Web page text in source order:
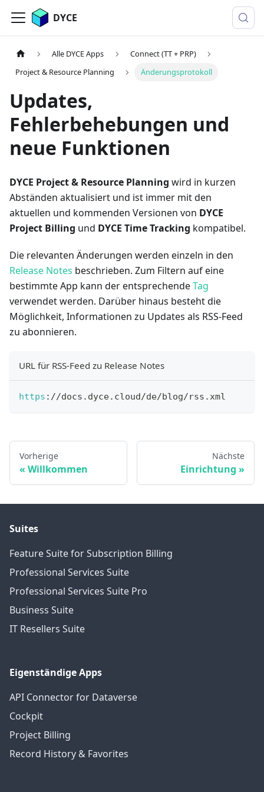
DYCE
Alle DYCE Apps
Connect (TT + PRP)
Project & Resource Planning
Änderungsprotokoll
Updates,
Fehlerbehebungen und
neue Funktionen
DYCE Project & Resource Planning wird in kurzen
Abständen aktualisiert und ist immer mit den
aktuellen und kommenden Versionen von DYCE
Project Billing und DYCE Time Tracking kompatibel.
Die relevanten Änderungen werden einzeln in den
Release Notes beschrieben. Zum Filtern auf eine
bestimmte App kann der entsprechendeTag
verwendet werden. Darüber hinaus besteht die
Möglichkeit, Informationen zu Updates als RSS-Feed
zu abonnieren.
URL für RSS-Feed zu Release Notes
https : //docs . dyce. cloud/de/blog/rss .xml
Vorherige
Willkommen
Nächste
Einrichtung
Suites
Feature Suite for Subscription Billing
Professional Services Suite
Professional Services Suite Pro
Business Suite
IT Resellers Suite
Eigenständige Apps
API Connector for Dataverse
Cockpit
Project Billing
Record History & Favorites